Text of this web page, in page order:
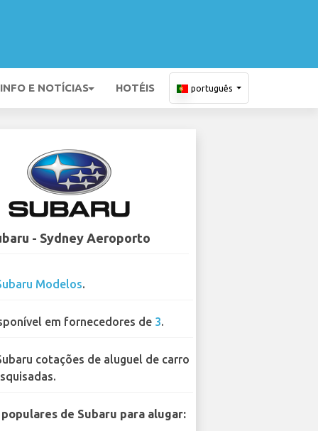
INFO E NOTÍCIAS HOTÉIS português
- Sydney Aeroporto
Modelos.
em fornecedores de 3.
cotações de aluguel de carro
de Subaru para alugar: